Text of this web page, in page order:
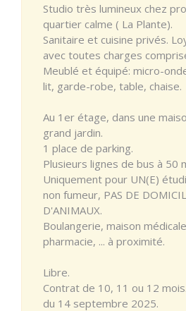
Studio très lumineux chez
quartier calme ( La Plante).
Sanitaire et cuisine privés.
avec toutes charges
Meublé et équipé: micro-
lit, garde-robe, table, chaise.
Au 1er étage, dans une
grand jardin.
1 place de parking.
Plusieurs lignes de bus à 50
Uniquement pour UN(E)
non fumeur, PAS DE
D'ANIMAUX.
Boulangerie, maison
pharmacie, ... à proximité.
Libre.
Contrat de 10, 11 ou 12
du 14 septembre 2025.